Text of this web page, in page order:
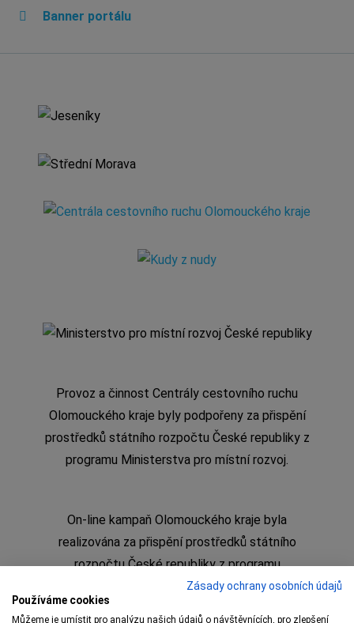
Banner portálu
Provoz a činnost Centrály cestovního ruchu
Olomouckého kraje byly podpořeny za přispění
prostředků státního rozpočtu České republiky z
programu Ministerstva pro místní rozvoj.
On-line kampaň Olomouckého kraje byla
realizována za přispění prostředků státního
rozpočtu České republiky z programu
Ministerstva pro místní rozvojZásady ochrany osobních údajů
Používáme cookies
Můžeme je umístit pro analýzu našich údajů o návštěvnících, pro zlepšení